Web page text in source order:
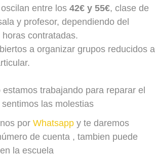
entre los 42€ y 55€, clase de
y profesor, dependiendo del
contratadas.
a organizar grupos reducidos a
trabajando para reparar el
las molestias
por Whatsapp y te daremos
de cuenta , tambien puede
la escuela